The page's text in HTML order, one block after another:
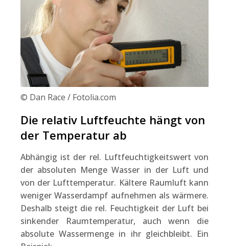
© Dan Race / Fotolia.com
Die relativ Luftfeuchte hängt von
der Temperatur ab
Abhängig ist der rel. Luftfeuchtigkeitswert von
der absoluten Menge Wasser in der Luft und
von der Lufttemperatur. Kältere Raumluft kann
weniger Wasserdampf aufnehmen als wärmere.
Deshalb steigt die rel. Feuchtigkeit der Luft bei
sinkender Raumtemperatur, auch wenn die
absolute Wassermenge in ihr gleichbleibt. Ein